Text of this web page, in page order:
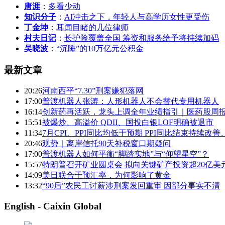
唐涯 ： 多看少动
知识分子 ： AI冲击之下，年轻人与高学历女性更受伤
丁金坤 ： 耳闻目睹的几位律师
村夫日记 ： 长护险覆盖全国 筹资和服务给予将持续加码
吴晓波 ： “沉睡”的10万亿元公积金
最新文章
20:26河南西平“7.30”刑案嫌犯落网
17:00普渡机器人张涛：人形机器人不会替代专用机器人
16:14创新药再活跃，龙头上调全年业绩指引｜医药股周
15:51被爆炒、高溢价 QDII、国投白银LOF明确被退市
11:347月CPI、PPI同比均低于预期 PPI同比结束持续改善
20:46观势｜离岸信托90天补税窗口期疑问
17:00普渡机器人如何平衡“脚踏实地”与“仰望星空”？
15:57特朗普召开矿业圆桌会 拟向关键矿产投资超20亿美
14:09美日联合干预汇率，为何影响了黄金
13:32“90后”农民工讨薪涉刑案发回重审 因部分事实不清
English - Caixin Global